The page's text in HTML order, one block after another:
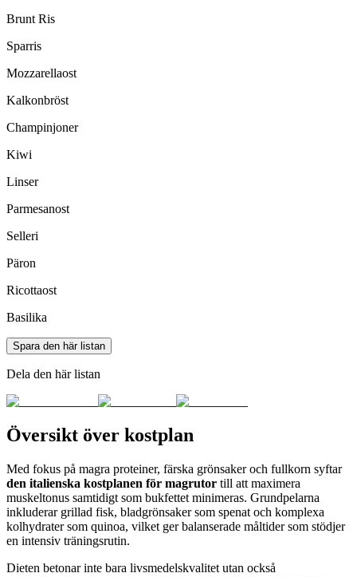
Brunt Ris
Sparris
Mozzarellaost
Kalkonbröst
Champinjoner
Kiwi
Linser
Parmesanost
Selleri
Päron
Ricottaost
Basilika
Spara den här listan
Dela den här listan
Översikt över kostplan
Med fokus på magra proteiner, färska grönsaker och fullkorn syftar
den italienska kostplanen för magrutor till att maximera
muskeltonus samtidigt som bukfettet minimeras. Grundpelarna
inkluderar grillad fisk, bladgrönsaker som spenat och komplexa
kolhydrater som quinoa, vilket ger balanserade måltider som stödjer
en intensiv träningsrutin.
Dieten betonar inte bara livsmedelskvalitet utan också